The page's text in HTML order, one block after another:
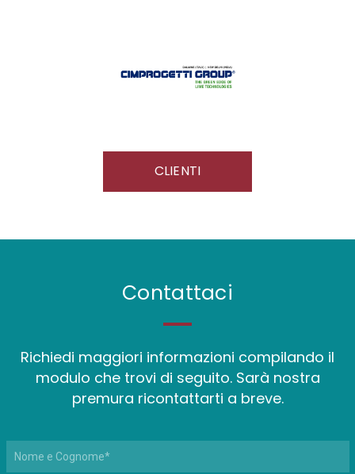
CLIENTI
Contattaci
Richiedi maggiori informazioni compilando il
modulo che trovi di seguito. Sarà nostra
premura ricontattarti a breve.